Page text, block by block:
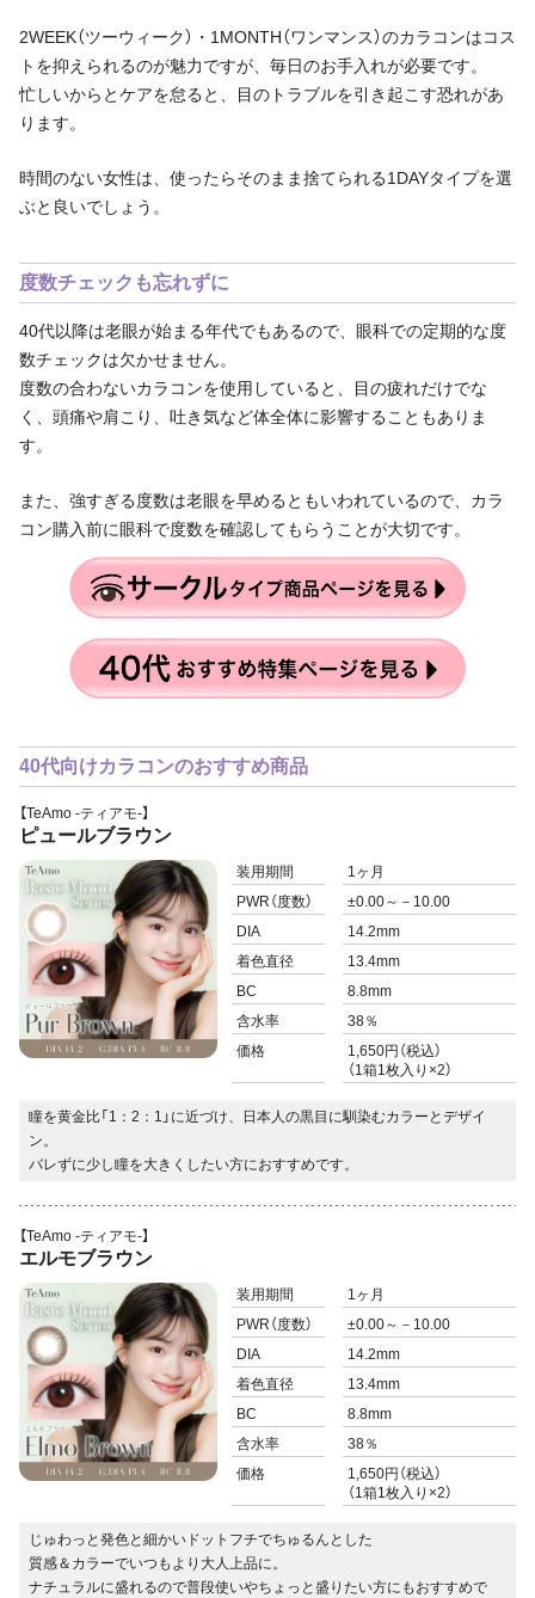
2WEEK（ツーウィーク）・1MONTH（ワンマンス）のカラコンはコス
トを抑えられるのが魅力ですが、毎日のお手入れが必要です。
忙しいからとケアを怠ると、目のトラブルを引き起こす恐れがあ
ります。
時間のない女性は、使ったらそのまま捨てられる1DAYタイプを選
ぶと良いでしょう。
度数チェックも忘れずに
40代以降は老眼が始まる年代でもあるので、眼科での定期的な度
数チェックは欠かせません。
度数の合わないカラコンを使用していると、目の疲れだけでな
く、頭痛や肩こり、吐き気など体全体に影響することもありま
す。
また、強すぎる度数は老眼を早めるともいわれているので、カラ
コン購入前に眼科で度数を確認してもらうことが大切です。
40代向けカラコンのおすすめ商品
【TeAmo -ティアモ-】
ピュールブラウン
装用期間
1ヶ月
PWR （度数）
±0.00～－10.00
DIA
14.2mm
着色直径
13.4mm
BC
8.8mm
含水率
38％
価格
1,650円（税込）
（1箱1枚入り×2）
瞳を黄金比「1：2：1」に近づけ、日本人の黒目に馴染むカラーとデザイ
ン。
バレずに少し瞳を大きくしたい方におすすめです。
【TeAmo -ティアモ-】
エルモブラウン
装用期間
1ヶ月
PWR （度数）
±0.00～－10.00
DIA
14.2mm
着色直径
13.4mm
BC
8.8mm
含水率
38％
価格
1,650円（税込）
（1箱1枚入り×2）
じゅわっと発色と細かいドットフチでちゅるんとした
質感＆カラーでいつもより大人上品に。
ナチュラルに盛れるので普段使いやちょっと盛りたい方にもおすすめで